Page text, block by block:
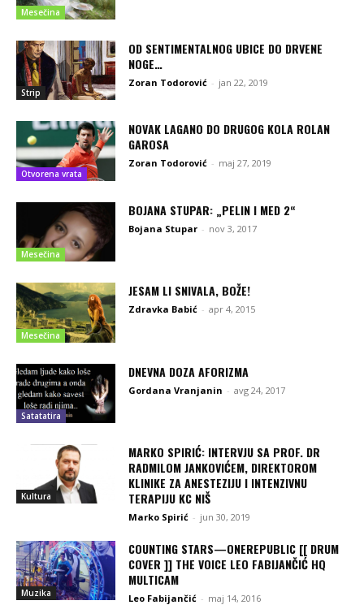
Mesečina
Strip
OD SENTIMENTALNOG UBICE DO DRVENE
NOGE…
Zoran Todorović - jan 22, 2019
Otvorena vrata
NOVAK LAGANO DO DRUGOG KOLA ROLAN
GAROSA
Zoran Todorović - maj 27, 2019
Mesečina
BOJANA STUPAR: „PELIN I MED 2“
Bojana Stupar - nov 3, 2017
Mesečina
JESAM LI SNIVALA, BOŽE!
Zdravka Babić - apr 4, 2015
Satatatira
DNEVNA DOZA AFORIZMA
Gordana Vranjanin - avg 24, 2017
Kultura
MARKO SPIRIĆ: INTERVJU SA PROF. DR
RADMILOM JANKOVIĆEM, DIREKTOROM
KLINIKE ZA ANESTEZIJU I INTENZIVNU
TERAPIJU KC NIŠ
Marko Spirić - jun 30, 2019
Muzika
COUNTING STARS—ONEREPUBLIC [[ DRUM
COVER ]] THE VOICE LEO FABIJANČIĆ HQ
MULTICAM
Leo Fabijančić - maj 14, 2016